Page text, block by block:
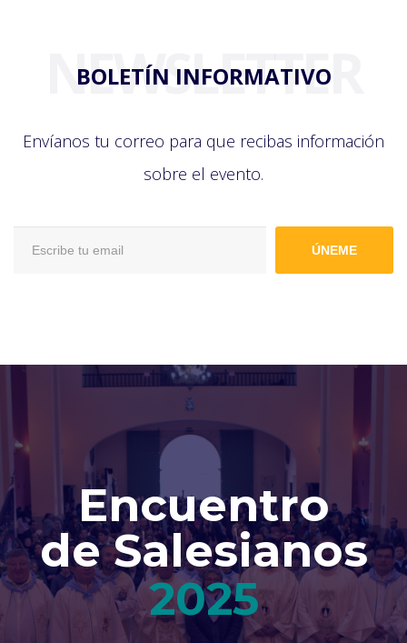
NEWSLETTER
BOLETÍN INFORMATIVO
Envíanos tu correo para que recibas información
sobre el evento.
ÚNEME
Encuentro
de Salesianos
2025